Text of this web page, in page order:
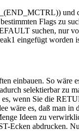
und
Flags zu
suchen, nur
eingefügt worden
einbauen. So wäre
selektierbar zu
wenn Sie die
wäre es, daß man
Ideen zu
Ecken abdrucken.